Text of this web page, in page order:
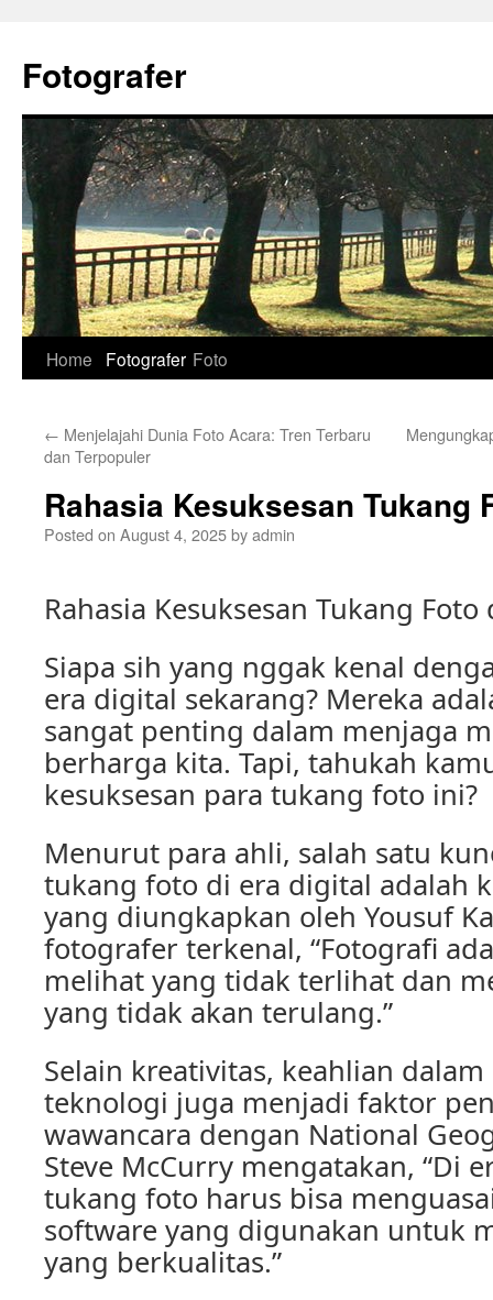
content
Fotografer
Home Fotografer Foto
← Menjelajahi Dunia Foto Acara: Tren Terbaru
dan Terpopuler
Rahasia Kesuksesan Tukang
Posted on August 4, 2025byadmin
Rahasia Kesuksesan Tukang
Siapa sih yang nggak kenal
era digital sekarang? Mereka
sangat penting dalam menjaga
berharga kita. Tapi, tahukah
kesuksesan para tukang foto ini?
Menurut para ahli, salah satu
tukang foto di era digital adalah
yang diungkapkan oleh Yousuf
fotografer terkenal, “Fotografi
melihat yang tidak terlihat dan
yang tidak akan terulang.”
Selain kreativitas, keahlian
teknologi juga menjadi faktor
wawancara dengan National
Steve McCurry mengatakan, “Di
tukang foto harus bisa
software yang digunakan untuk
yang berkualitas.”